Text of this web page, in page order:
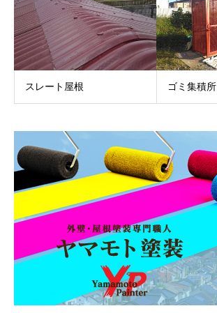
スレート屋根 ゴミ集積所